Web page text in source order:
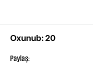
Oxunub: 20
Paylaş: